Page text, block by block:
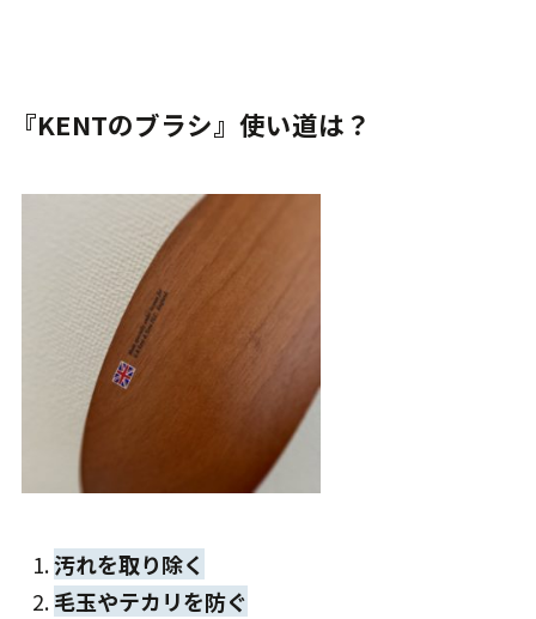
『KENTのブラシ』使い道は？
汚れを取り除く
毛玉やテカリを防ぐ